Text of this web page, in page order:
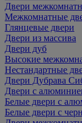
Двери
Межкомнатные
Глянцевые двери
Двери из массива
Двери дуб
Высокие
Нестандартные
Двери Дубрава
Двери с
Белые двери с
Белые двери с